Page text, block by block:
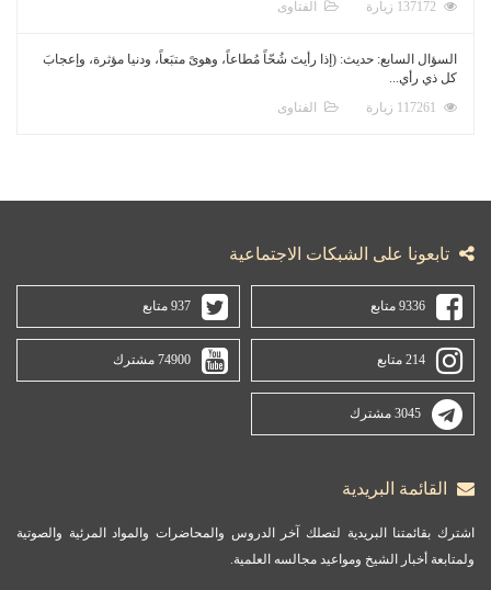
الفتاوى
السؤال السابع: حديث: (إذا رأيتَ شُحّاً مُطاعاً، وهوىً متبَعاً، ودنيا مؤثرة، وإعجابَ
كل ذي رأي...
الفتاوى
تابعونا على الشبكات الاجتماعية
9336 متابع 937 متابع
214 متابع 74900 مشترك
3045 مشترك
القائمة البريدية
اشترك بقائمتنا البريدية لتصلك آخر الدروس والمحاضرات والمواد المرئية والصوتية
ولمتابعة أخبار الشيخ ومواعيد مجالسه العلمية.